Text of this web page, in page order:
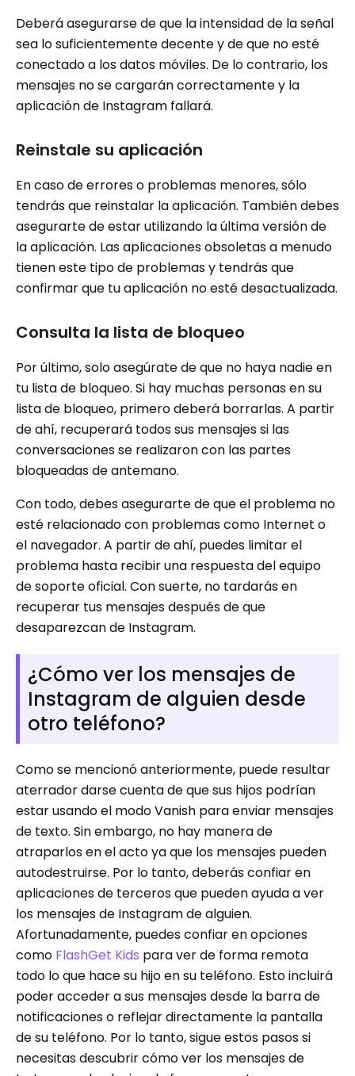
Deberá asegurarse de que la intensidad de la señal
sea lo suficientemente decente y de que no esté
conectado a los datos móviles. De lo contrario, los
mensajes no se cargarán correctamente y la
aplicación de Instagram fallará.
Reinstale su aplicación
En caso de errores o problemas menores, sólo
tendrás que reinstalar la aplicación. También debes
asegurarte de estar utilizando la última versión de
la aplicación. Las aplicaciones obsoletas a menudo
tienen este tipo de problemas y tendrás que
confirmar que tu aplicación no esté desactualizada.
Consulta la lista de bloqueo
Por último, solo asegúrate de que no haya nadie en
tu lista de bloqueo. Si hay muchas personas en su
lista de bloqueo, primero deberá borrarlas. A partir
de ahí, recuperará todos sus mensajes si las
conversaciones se realizaron con las partes
bloqueadas de antemano.
Con todo, debes asegurarte de que el problema no
esté relacionado con problemas como Internet o
el navegador. A partir de ahí, puedes limitar el
problema hasta recibir una respuesta del equipo
de soporte oficial. Con suerte, no tardarás en
recuperar tus mensajes después de que
desaparezcan de Instagram.
¿Cómo ver los mensajes de
Instagram de alguien desde
otro teléfono?
Como se mencionó anteriormente, puede resultar
aterrador darse cuenta de que sus hijos podrían
estar usando el modo Vanish para enviar mensajes
de texto. Sin embargo, no hay manera de
atraparlos en el acto ya que los mensajes pueden
autodestruirse. Por lo tanto, deberás confiar en
aplicaciones de terceros que pueden ayuda a ver
los mensajes de Instagram de alguien.
Afortunadamente, puedes confiar en opciones
como FlashGet Kids para ver de forma remota
todo lo que hace su hijo en su teléfono. Esto incluirá
poder acceder a sus mensajes desde la barra de
notificaciones o reflejar directamente la pantalla
de su teléfono. Por lo tanto, sigue estos pasos si
necesitas descubrir cómo ver los mensajes de